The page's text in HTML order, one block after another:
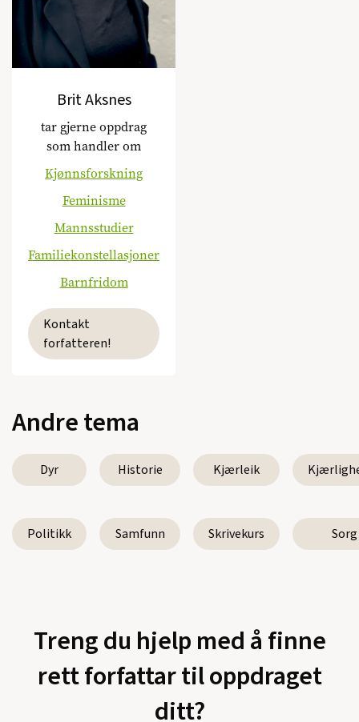
Brit Aksnes
tar gjerne oppdrag
som handler om
Kjønnsforskning
Feminisme
Mannsstudier
Familiekonstellasjoner
Barnfridom
Kontakt
forfatteren!
Andre tema
Dyr Historie Kjærleik
Politikk Samfunn Skrivekurs Sorg
Treng du hjelp med å finne
rett forfattar til oppdraget
ditt?